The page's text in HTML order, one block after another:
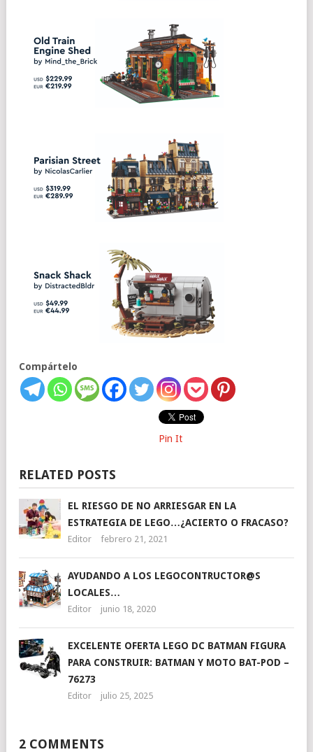
Compártelo
Pin It
RELATED POSTS
EL RIESGO DE NO ARRIESGAR EN LA
ESTRATEGIA DE LEGO…¿ACIERTO O FRACASO?
Editor febrero 21, 2021
AYUDANDO A LOS LEGOCONTRUCTOR@S
LOCALES…
Editor junio 18, 2020
EXCELENTE OFERTA LEGO DC BATMAN FIGURA
PARA CONSTRUIR: BATMAN Y MOTO BAT-POD –
76273
Editor julio 25, 2025
2 COMMENTS